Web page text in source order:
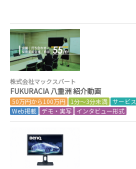
株式会社マックスバート
FUKURACIA 八重洲 紹介動画
50万円から100万円 1分～3分未満 サービス
Web掲載
デモ・実写 インタビュー形式